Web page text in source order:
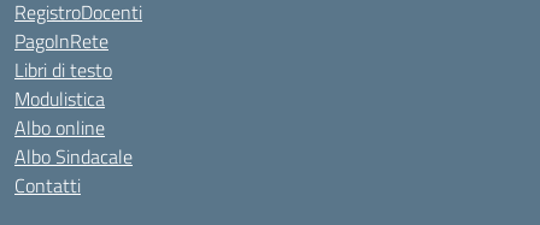
RegistroDocenti
PagoInRete
Libri di testo
Modulistica
Albo online
Albo Sindacale
Contatti